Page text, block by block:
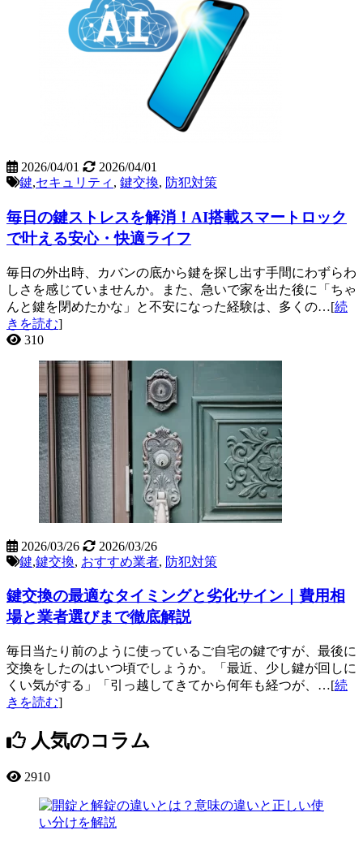
2026/04/01
2026/04/01
鍵,セキュリティ , 鍵交換, 防犯対策
毎日の鍵ストレスを解消！AI搭載スマートロック
で叶える安心・快適ライフ
毎日の外出時、カバンの底から鍵を探し出す手間にわずらわ
しさを感じていませんか。また、急いで家を出た後に「ちゃ
んと鍵を閉めたかな」と不安になった経験は、多くの…[続
きを読む]
310
2026/03/26
2026/03/26
鍵,鍵交換, おすすめ業者, 防犯対策
鍵交換の最適なタイミングと劣化サイン｜費用相
場と業者選びまで徹底解説
毎日当たり前のように使っているご自宅の鍵ですが、最後に
交換をしたのはいつ頃でしょうか。「最近、少し鍵が回しに
くい気がする」「引っ越してきてから何年も経つが、…[続
きを読む]
人気のコラム
2910